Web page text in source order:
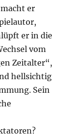
er
er in die
vom
Zeitalter“,
hellsichtig
Sein